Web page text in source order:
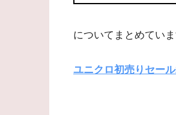
についてまとめてい
ユニクロ初売りセー